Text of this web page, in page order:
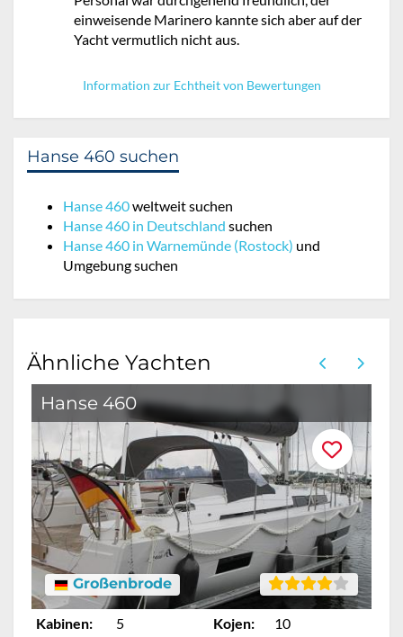
einweisende Marinero kannte sich aber auf der
Yacht vermutlich nicht aus.
Information zur Echtheit von Bewertungen
Hanse 460 suchen
Hanse 460weltweit suchen
Hanse 460 in Deutschland suchen
Hanse 460 in Warnemünde (Rostock) und
Umgebung suchen
Ähnliche Yachten
Hanse 460
Großenbrode
Kabinen: 5 Kojen:
10